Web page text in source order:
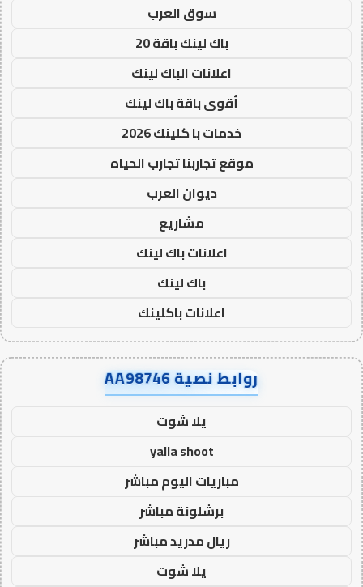
سوق العرب
باك لينك باقة 20
اعلانات الباك لينك
أقوى باقة باك لينك
خدمات با كلينك 2026
موقع تجاربنا تجارب الحياه
ديوان العرب
مشاريع
اعلانات باك لينك
باك لينك
اعلانات باكلينك
روابط نصية AA98746
يلا شوت
yalla shoot
مباريات اليوم مباشر
برشلونة مباشر
ريال مدريد مباشر
يلا شوت